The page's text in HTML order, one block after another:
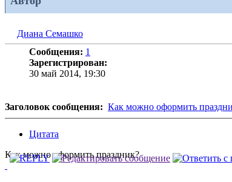
Диана Семашко
Сообщения: 1
Зарегистрирован:
30 май 2014, 19:30
Заголовок сообщения: Как можно оформить
Цитата
Как можно оформить праздник?